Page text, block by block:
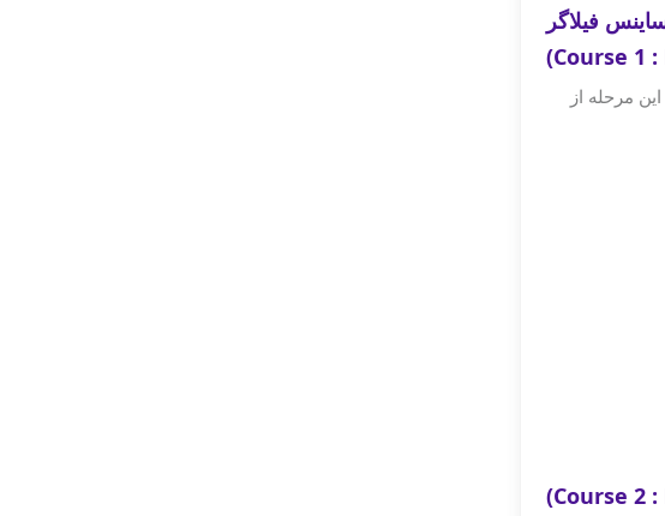
فیلاگر
مرحله از